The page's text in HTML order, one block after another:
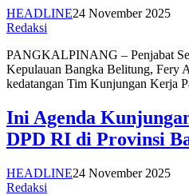
HEADLINE24 November 2025
Redaksi
PANGKALPINANG – Penjabat
Kepulauan Bangka Belitung, Fery
kedatangan Tim Kunjungan Kerja
Ini Agenda
DPD RI di Provinsi
HEADLINE24 November 2025
Redaksi